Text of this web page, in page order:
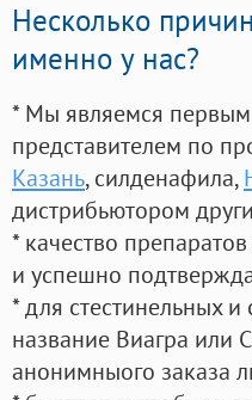
Несколько
именно у нас?
* Мы являемся
представителем по
Казань, силденафила,
дистрибьютором
* качество
и успешно
* для стестинельных
название Виагра или
анонимныого заказа